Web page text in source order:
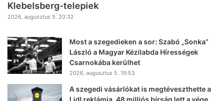
Klebelsberg-telepiek
2026, augusztus 5. 20:32
Most a szegedieken a sor: Szabó „Sonka”
László a Magyar Kézilabda Hírességek
Csarnokába kerülhet
2026, augusztus 5. 19:53
A szegedi vásárlókat is megtéveszthette a